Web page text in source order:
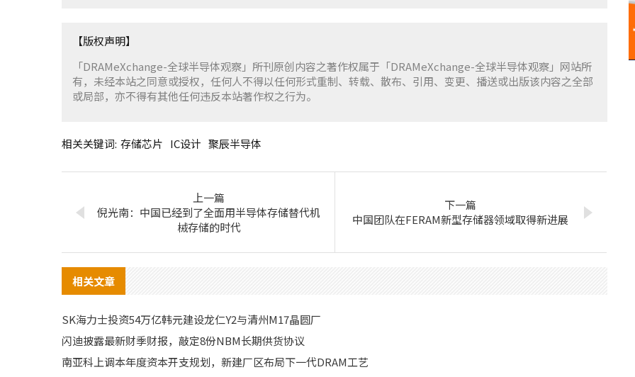
【版权声明】
「DRAMeXchange-全球半导体观察」所刊原创内容之著作权属于「DRAMeXchange-全球半导体观察」网站所
有，未经本站之同意或授权，任何人不得以任何形式重制、转载、散布、引用、变更、播送或出版该内容之全部
或局部，亦不得有其他任何违反本站著作权之行为。
相关关键词: 存储芯片 IC设计 聚辰半导体
上一篇
倪光南：中国已经到了全面用半导体存储替代机
械存储的时代
下一篇
中国团队在FERAM新型存储器领域取得新进展
相关文章
SK海力士投资54万亿韩元建设龙仁Y2与清州M17晶圆厂
闪迪披露最新财季财报，敲定8份NBM长期供货协议
南亚科上调本年度资本开支规划，新建厂区布局下一代DRAM工艺